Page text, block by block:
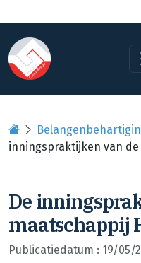
inningspraktijken van de
De
maatschappij
Publicatiedatum : 19/05/